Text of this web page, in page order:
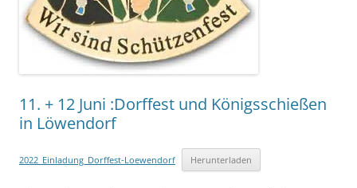
11. + 12 Juni :Dorffest und Königsschießen
in Löwendorf
2022_Einladung_Dorffest-Loewendorf Herunterladen